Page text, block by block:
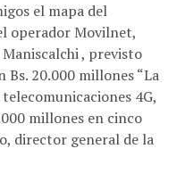
el mapa del
operador Movilnet,
, previsto
20.000 millones “La
4G,
millones en cinco
director general de la